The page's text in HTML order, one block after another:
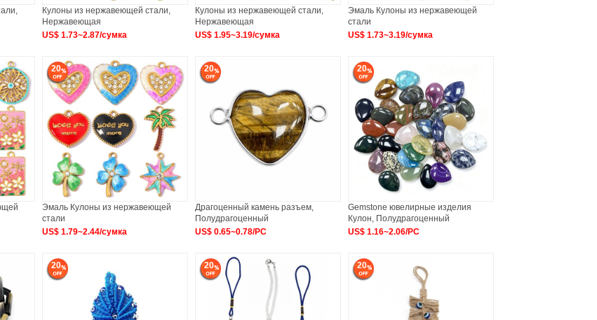
Кулоны из нержавеющей стали,
Нержавеющая
US$ 1.73~2.87/сумка
Кулоны из нержавеющей стали,
Нержавеющая
US$ 1.95~3.19/сумка
Эмаль Кулоны из нержавеющей
стали
US$ 1.73~3.19/сумка
20
Эмаль Кулоны из нержавеющей
стали
US$ 1.79~2.44/сумка
20
Драгоценный камень разъем,
Полудрагоценный
US$ 0.65~0.78/PC
20
Gemstone ювелирные изделия
Кулон, Полудрагоценный
US$ 1.16~2.06/PC
20 20 20